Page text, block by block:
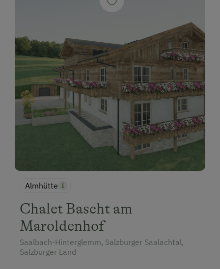
Almhütte
Chalet Bascht am
Maroldenhof
Saalbach-Hinterglemm, Salzburger Saalachtal,
Salzburger Land